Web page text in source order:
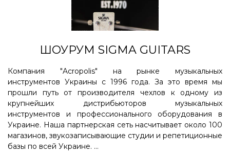
ШОУРУМ SIGMA GUITARS
Компания "Acropolis" на рынке музыкальных
инструментов Украины с 1996 года. За это время мы
прошли путь от производителя чехлов к одному из
крупнейших дистрибьюторов музыкальных
инструментов и профессионального оборудования в
Украине. Наша партнерская сеть насчитывает около 100
магазинов, звукозаписывающие студии и репетиционные
базы по всей Украине. ...